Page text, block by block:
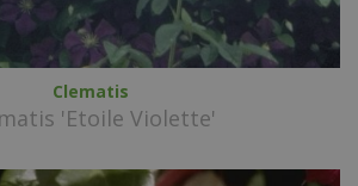
Clematis
'Etoile Violette'